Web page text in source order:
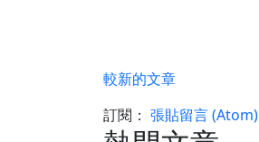
較新的文章
訂閱： 張貼留言 (Atom)